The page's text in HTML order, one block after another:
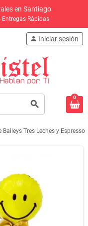
en Santiago
Entregas Rápidas
search
person Iniciar sesión
0
Baileys Tres Leches y Espresso